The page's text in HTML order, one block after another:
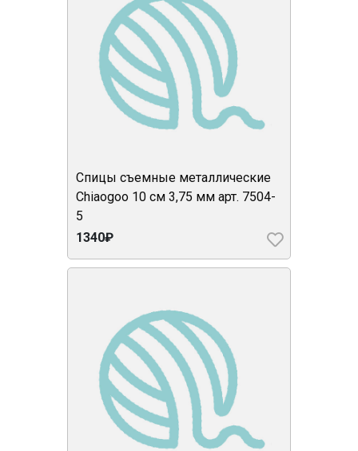
Спицы съемные металлические
Chiaogoo 10 см 3,75 мм арт. 7504-
5
1340₽